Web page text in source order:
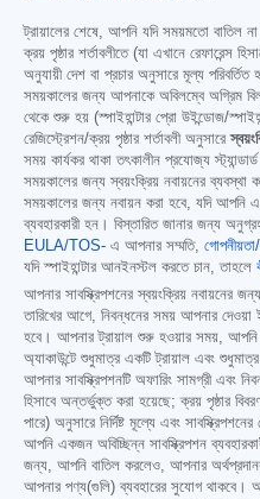
ট্রায়ালের শেষে, আপনি যদি সময়মতো বাতিল
ক্রয় পৃষ্ঠার শর্তাবলীতে (যা এখানে রেফারেন্স
অনুযায়ী দেশ বা প্রচার অনুসারে মূল্য
সময়কালের জন্য আপনাকে অবিলম্বে অগ্রিম
থেকে শুরু হয় (স্পাইহান্টার প্রো উইন্ডোজ/
রেজিস্ট্রেশন/ক্রয় পৃষ্ঠার শর্তাবলী অনুসারে
সময় কার্যকর থাকা তৎকালীন প্রযোজ্য
সময়কালের জন্য স্বয়ংক্রিয় নবায়নের ব্যবস্থা
সময়কালের জন্য নবায়ন করা হবে, যদি আপনি
ব্যবহারকারী হন। বিস্তারিত জানার জন্য
EULA/TOS- এ আপনার সম্মতি,
যদি স্পাইহান্টার আনইনস্টল করতে চান, তাহলে
আপনার সাবস্ক্রিপশনের স্বয়ংক্রিয় নবায়নের
তারিখের আগে, নিবন্ধনের সময় আপনার দেওয়া
হবে। আপনার ট্রায়াল শুরু হওয়ার সময়, আপনি
অ্যাকাউন্টে শুধুমাত্র একটি ট্রায়াল এবং
আপনার সাবস্ক্রিপশনটি অফারিং সামগ্রী এবং
হিসাবে অন্তর্ভুক্ত করা হয়েছে; ক্রয় পৃষ্ঠার
পারে) অনুসারে নির্দিষ্ট মূল্যে এবং
আপনি একজন অবিচ্ছিন্ন সাবস্ক্রিপশন
জন্য, আপনি বাতিল করলেও, আপনার
আপনার পণ্য(গুলি) ব্যবহারের সুযোগ থাকবে।